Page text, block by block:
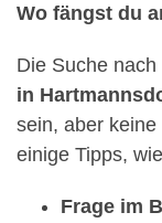
Wo fängst du
Die Suche
in
sein, aber
einige Tipps,
Frage im